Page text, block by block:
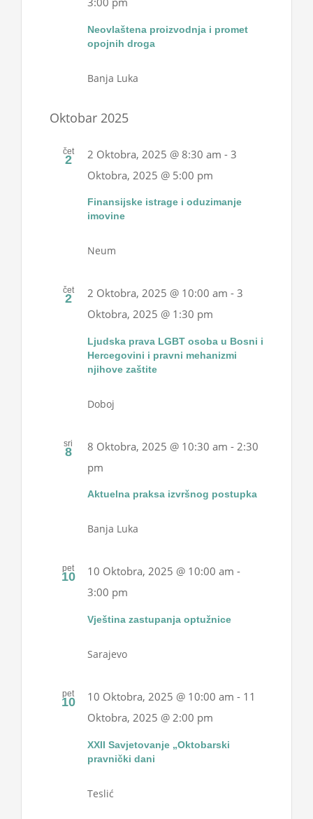
Neovlaštena proizvodnja i promet
opojnih droga
Banja Luka
Oktobar 2025
čet
2
Finansijske istrage i oduzimanje
imovine
2 Oktobra, 2025 @ 8:30 am -3
Oktobra, 2025 @ 5:00 pm
Neum
čet
2
Ljudska prava LGBT osoba u Bosni i
Hercegovini i pravni mehanizmi
njihove zaštite
2 Oktobra, 2025 @ 10:00 am -3
Oktobra, 2025 @ 1:30 pm
Doboj
sri
8
Aktuelna praksa izvršnog postupka
8 Oktobra, 2025 @ 10:30 am -2:30
pm
Banja Luka
pet
10
Vještina zastupanja optužnice
10 Oktobra, 2025 @ 10:00 am -
3:00 pm
Sarajevo
pet
10
XXII Savjetovanje „Oktobarski
pravnički dani
10 Oktobra, 2025 @ 10:00 am - 11
Oktobra, 2025 @ 2:00 pm
Teslić